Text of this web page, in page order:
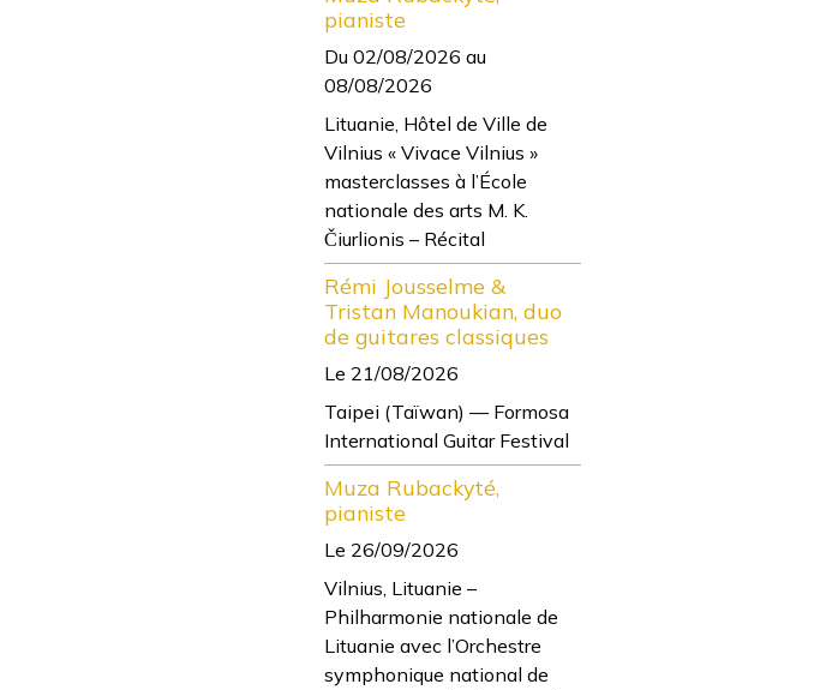
pianiste
Du 02/08/2026 au
08/08/2026
Lituanie, Hôtel de Ville de
Vilnius « Vivace Vilnius »
masterclasses à l’École
nationale des arts M. K.
Čiurlionis – Récital
Rémi Jousselme &
Tristan Manoukian, duo
de guitares classiques
Le 21/08/2026
Taipei (Taïwan) — Formosa
International Guitar Festival
Muza Rubackyté,
pianiste
Le 26/09/2026
Vilnius, Lituanie –
Philharmonie nationale de
Lituanie avec l’Orchestre
symphonique national de